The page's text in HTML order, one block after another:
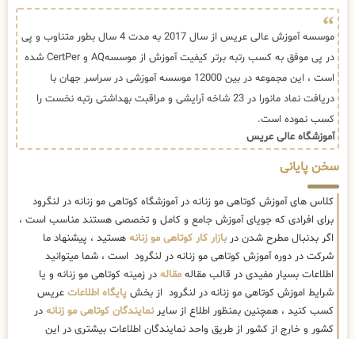
موسسه آموزش عالی عریس از سال 2017 به مدت 4 سال بطور متناوب و پی
در پی موفق به کسب رتبه برتر کیفیت آموزش از موسسهAQ و CertPer شده
است ، این مجموعه در بین 12000 موسسه آموزشی در سراسر جهان با
دریافت نماد مانورا در 23 شاخه آرایشی و مراقبت بهداشتی رتبه نخست را
کسب نموده است.
آموزشگاه عالی عریس
سخن پایانی
کلاس های آموزش کوتاهی مو زنانه در آموزشگاه کوتاهی مو زنانه در لنگرود
برای افرادی که جویای آموزش جامع و کامل و تخصصی هستند مناسب است ،
اگر بدنبال مطرح شدن دربازار کار کوتاهی مو زنانه هستید ، پیشنهاد ما
شرکت در دوره آموزش کوتاهی مو زنانه در لنگرود است ، شما میتوانید
اطلاعات بسیار مفیدی در قالب مقاله مقاله در زمینه کوتاهی مو زنانه و یا
شرایط اموزش کوتاهی مو زنانه در لنگرود از بخش پایگاه اطلاعات عریس
کسب کنید ، همچنین بمنظور اطلاع از سایرنمایندگان کوتاهی مو زنانه در
کشور و خارج از کشور از طریق واحد نمایندگان اطلاعات بیشتری در این